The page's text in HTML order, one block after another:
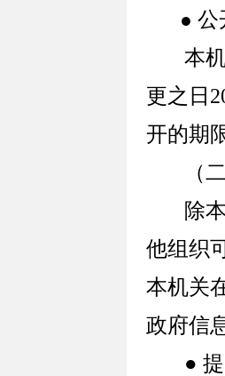
● 公
本
更之日
开的期
（
除
他组织
本机关
政府信
●